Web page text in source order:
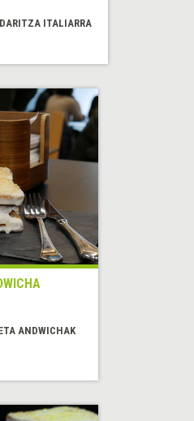
ITALIARRA
ANDWICHAK